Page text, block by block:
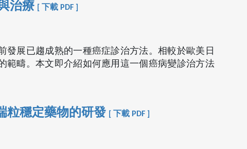
治療 [ 下載 PDF ]
展已趨成熟的一種癌症診治方法。相較於歐美日
範疇。本文即介紹如何應用這一個癌病變診治方法
粒穩定藥物的研發 [ 下載 PDF ]